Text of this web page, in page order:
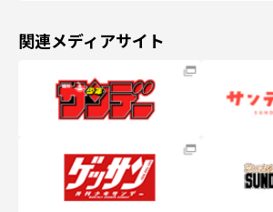
関連メディアサイト